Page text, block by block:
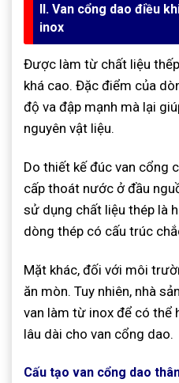
II. Van cổng dao điều
inox
Được làm từ chất liệu
khá cao. Đặc điểm của
độ va đập mạnh mà lại
nguyên vật liệu.
Do thiết kế đúc van cổng
cấp thoát nước ở đầu
sử dụng chất liệu thép là
dòng thép có cấu trúc
Mặt khác, đối với môi
ăn mòn. Tuy nhiên, nhà
van làm từ inox để có thể
lâu dài cho van cổng dao.
Cấu tạo van cổng dao